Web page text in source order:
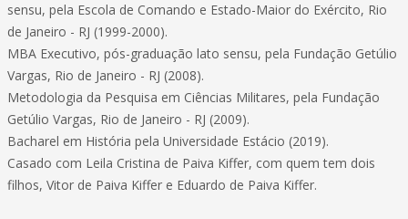
sensu, pela Escola de Comando e Estado-Maior do Exército, Rio
de Janeiro - RJ (1999-2000).
MBA Executivo, pós-graduação lato sensu, pela Fundação Getúlio
Vargas, Rio de Janeiro - RJ (2008).
Metodologia da Pesquisa em Ciências Militares, pela Fundação
Getúlio Vargas, Rio de Janeiro - RJ (2009).
Bacharel em História pela Universidade Estácio (2019).
Casado com Leila Cristina de Paiva Kiffer, com quem tem dois
filhos, Vitor de Paiva Kiffer e Eduardo de Paiva Kiffer.